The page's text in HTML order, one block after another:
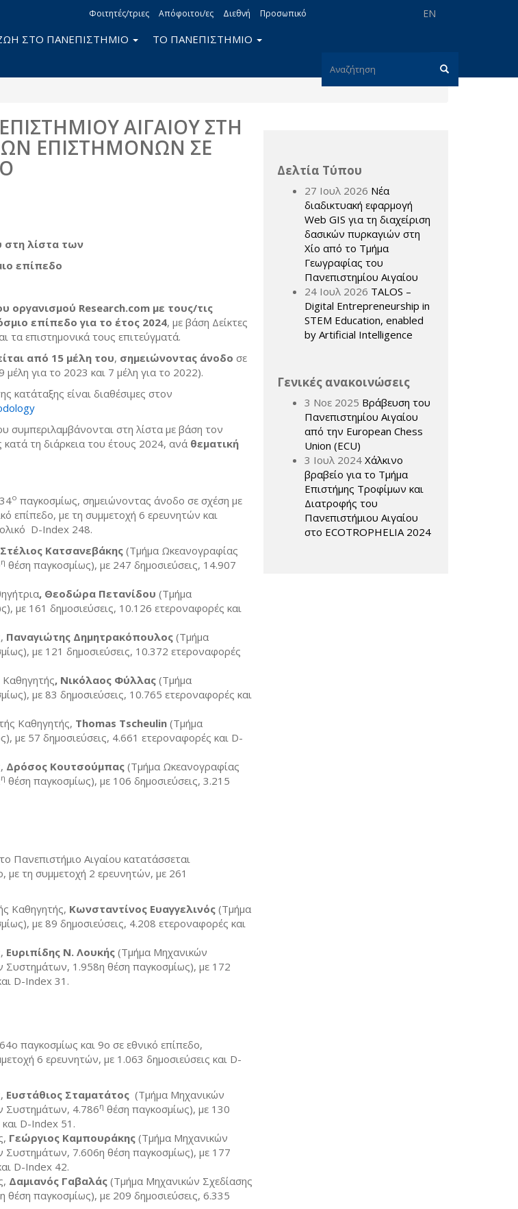
EN
Φοιτητές/τριες Απόφοιτοι/ες Διεθνή Προσωπικό
Φόρμα
ΣΤΟ ΠΑΝΕΠΙΣΤΗΜΙΟ ΤΟ ΠΑΝΕΠΙΣΤΗΜΙΟ
ΑΙΓΑΙΟΥ ΣΤΗ
ΕΠΙΣΤΗΜΟΝΩΝ ΣΕ
στη λίστα των
επίπεδο
οργανισμού Research.com με τους/τις
επίπεδο για το έτος 2024, με βάση Δείκτες
τα επιστημονικά τους επιτεύγματά.
από 15 μέλη του, σημειώνοντας άνοδο σε
για το 2023 και 7 μέλη για το 2022).
κατάταξης είναι διαθέσιμες στον
συμπεριλαμβάνονται στη λίστα με βάση τον
τη διάρκεια του έτους 2024, ανά θεματική
ο παγκοσμίως, σημειώνοντας άνοδο σε σχέση με
επίπεδο, με τη συμμετοχή 6 ερευνητών και
D-Index 248.
Στέλιος Κατσανεβάκης (Τμήμα Ωκεανογραφίας
η θέση παγκοσμίως), με 247 δημοσιεύσεις, 14.907
, Θεοδώρα Πετανίδου (Τμήμα
με 161 δημοσιεύσεις, 10.126 ετεροναφορές και
Παναγιώτης Δημητρακόπουλος (Τμήμα
με 121 δημοσιεύσεις, 10.372 ετεροναφορές
Καθηγητής, Νικόλαος Φύλλας (Τμήμα
με 83 δημοσιεύσεις, 10.765 ετεροναφορές και
Καθηγητής, Thomas Tscheulin (Τμήμα
με 57 δημοσιεύσεις, 4.661 ετεροναφορές και D-
Δρόσος Κουτσούμπας (Τμήμα Ωκεανογραφίας
η θέση παγκοσμίως), με 106 δημοσιεύσεις, 3.215
Πανεπιστήμιο Αιγαίου κατατάσσεται
με τη συμμετοχή 2 ερευνητών, με 261
Καθηγητής, Κωνσταντίνος Ευαγγελινός (Τμήμα
με 89 δημοσιεύσεις, 4.208 ετεροναφορές και
Ευριπίδης Ν. Λουκής (Τμήμα Μηχανικών
Συστημάτων, 1.958η θέση παγκοσμίως), με 172
D-Index 31.
παγκοσμίως και 9ο σε εθνικό επίπεδο,
6 ερευνητών, με 1.063 δημοσιεύσεις και D-
Ευστάθιος Σταματάτος (Τμήμα Μηχανικών
Συστημάτων, 4.786η θέση παγκοσμίως), με 130
D-Index 51.
Γεώργιος Καμπουράκης (Τμήμα Μηχανικών
Συστημάτων, 7.606η θέση παγκοσμίως), με 177
D-Index 42.
Δαμιανός Γαβαλάς (Τμήμα Μηχανικών Σχεδίασης
παγκοσμίως), με 209 δημοσιεύσεις, 6.335
Δελτία Τύπου
27 Ιουλ 2026 Νέα
διαδικτυακή εφαρμογή
Web GIS για τη διαχείριση
δασικών πυρκαγιών στη
Χίο από το Τμήμα
Γεωγραφίας του
Πανεπιστημίου Αιγαίου
24 Ιουλ 2026 TALOS –
Digital Entrepreneurship in
STEM Education, enabled
by Artificial Intelligence
Γενικές ανακοινώσεις
3 Νοε 2025 Βράβευση του
Πανεπιστημίου Αιγαίου
από την European Chess
Union (ECU)
3 Ιουλ 2024 Χάλκινο
βραβείο για το Τμήμα
Επιστήμης Τροφίμων και
Διατροφής του
Πανεπιστήμιου Αιγαίου
στο ECOTROPHELIA 2024